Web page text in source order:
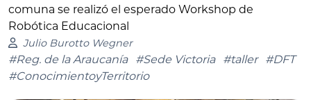
comuna se realizó el esperado Workshop de
Robótica Educacional
Julio Burotto Wegner
#Reg. de la Araucanía #Sede Victoria #taller
#DFT
#ConocimientoyTerritorio